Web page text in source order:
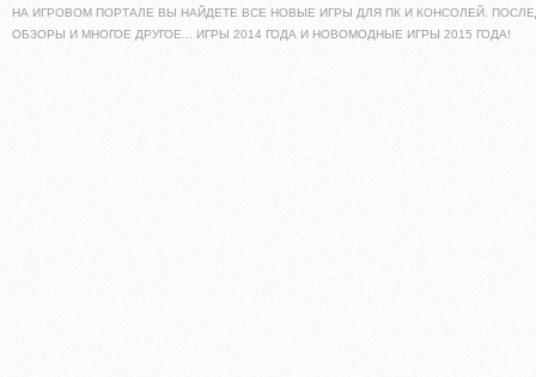
НА ИГРОВОМ ПОРТАЛЕ ВЫ НАЙДЕТЕ ВСЕ НОВЫЕ ИГРЫ ДЛЯ ПК И КОНСОЛЕЙ.
ОБЗОРЫ И МНОГОЕ ДРУГОЕ... ИГРЫ 2014 ГОДА И НОВОМОДНЫЕ ИГРЫ 2015 ГОДА!